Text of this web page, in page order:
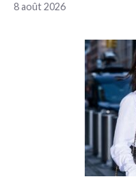
8 août 2026